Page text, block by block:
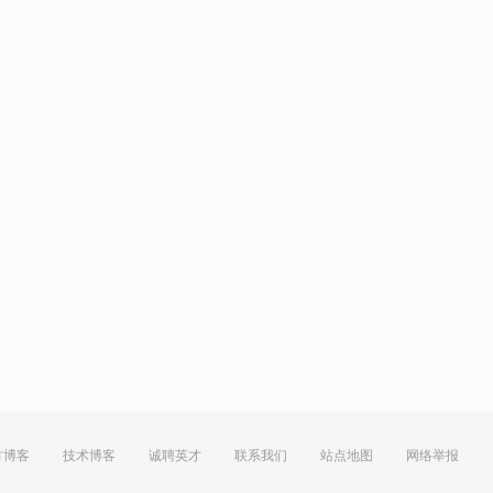
博客 技术博客 诚聘英才 联系我们 站点地图 网络举报